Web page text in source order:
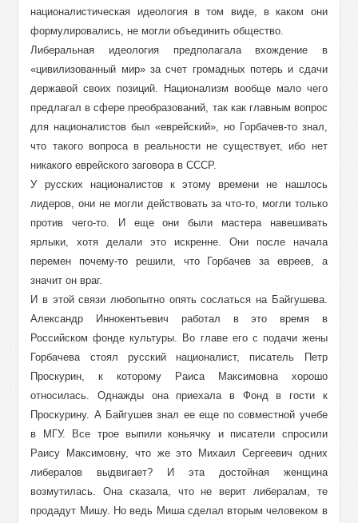
националистическая идеология в том виде, в каком они
формулировались, не могли объединить общество.
Либеральная идеология предполагала вхождение в
«цивилизованный мир» за счет громадных потерь и сдачи
державой своих позиций. Национализм вообще мало чего
предлагал в сфере преобразований, так как главным вопрос
для националистов был «еврейский», но Горбачев-то знал,
что такого вопроса в реальности не существует, ибо нет
никакого еврейского заговора в СССР.
У русских националистов к этому времени не нашлось
лидеров, они не могли действовать за что-то, могли только
против чего-то. И еще они были мастера навешивать
ярлыки, хотя делали это искренне. Они после начала
перемен почему-то решили, что Горбачев за евреев, а
значит он враг.
И в этой связи любопытно опять сослаться на Байгушева.
Александр Иннокентьевич работал в это время в
Российском фонде культуры. Во главе его с подачи жены
Горбачева стоял русский националист, писатель Петр
Проскурин, к которому Раиса Максимовна хорошо
относилась. Однажды она приехала в Фонд в гости к
Проскурину. А Байгушев знал ее еще по совместной учебе
в МГУ. Все трое выпили коньячку и писатели спросили
Раису Максимовну, что же это Михаил Сергеевич одних
либералов выдвигает? И эта достойная женщина
возмутилась. Она сказала, что не верит либералам, те
продадут Мишу. Но ведь Миша сделал вторым человеком в